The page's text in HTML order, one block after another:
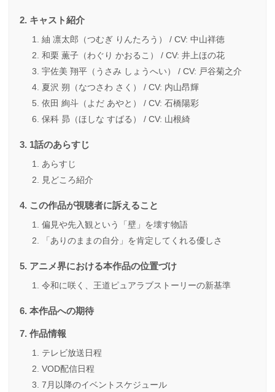
キャスト紹介
紬 凛太郎（つむぎ りんたろう） / CV: 中山祥徳
和栗 薫子（わぐり かおるこ） / CV: 井上ほの花
宇佐美 翔平（うさみ しょうへい） / CV: 戸谷菊之介
夏沢 朔（なつさわ さく） / CV: 内山昂輝
依田 絢斗（よだ あやと） / CV: 石橋陽彩
保科 昴（ほしな すばる） / CV: 山根綺
1話のあらすじ
あらすじ
見どころ紹介
この作品が視聴者に訴えること
偏見や先入観という「壁」を壊す物語
「ありのままの自分」を肯定してくれる優しさ
アニメ界における本作品の位置づけ
令和に咲く、王道ピュアラブストーリーの新基準
本作品への期待
作品情報
テレビ放送日程
VOD配信日程
7月以降のイベントスケジュール